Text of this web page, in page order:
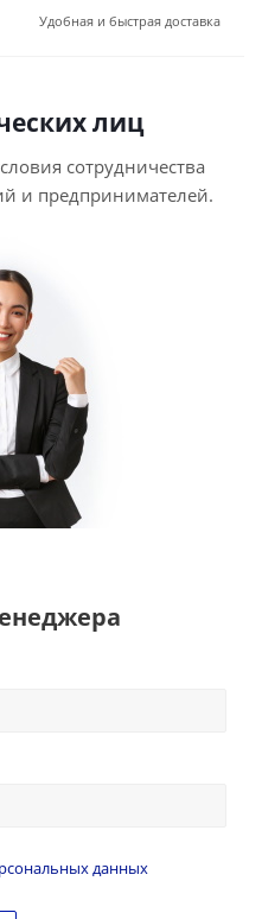
Удобная и быстрая доставка
лиц
сотрудничества
и предпринимателей.
данных